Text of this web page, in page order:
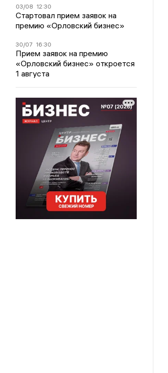
03/08 12:30
Стартовал прием заявок на
премию «Орловский бизнес»
30/07 16:30
Прием заявок на премию
«Орловский бизнес» откроется
1 августа